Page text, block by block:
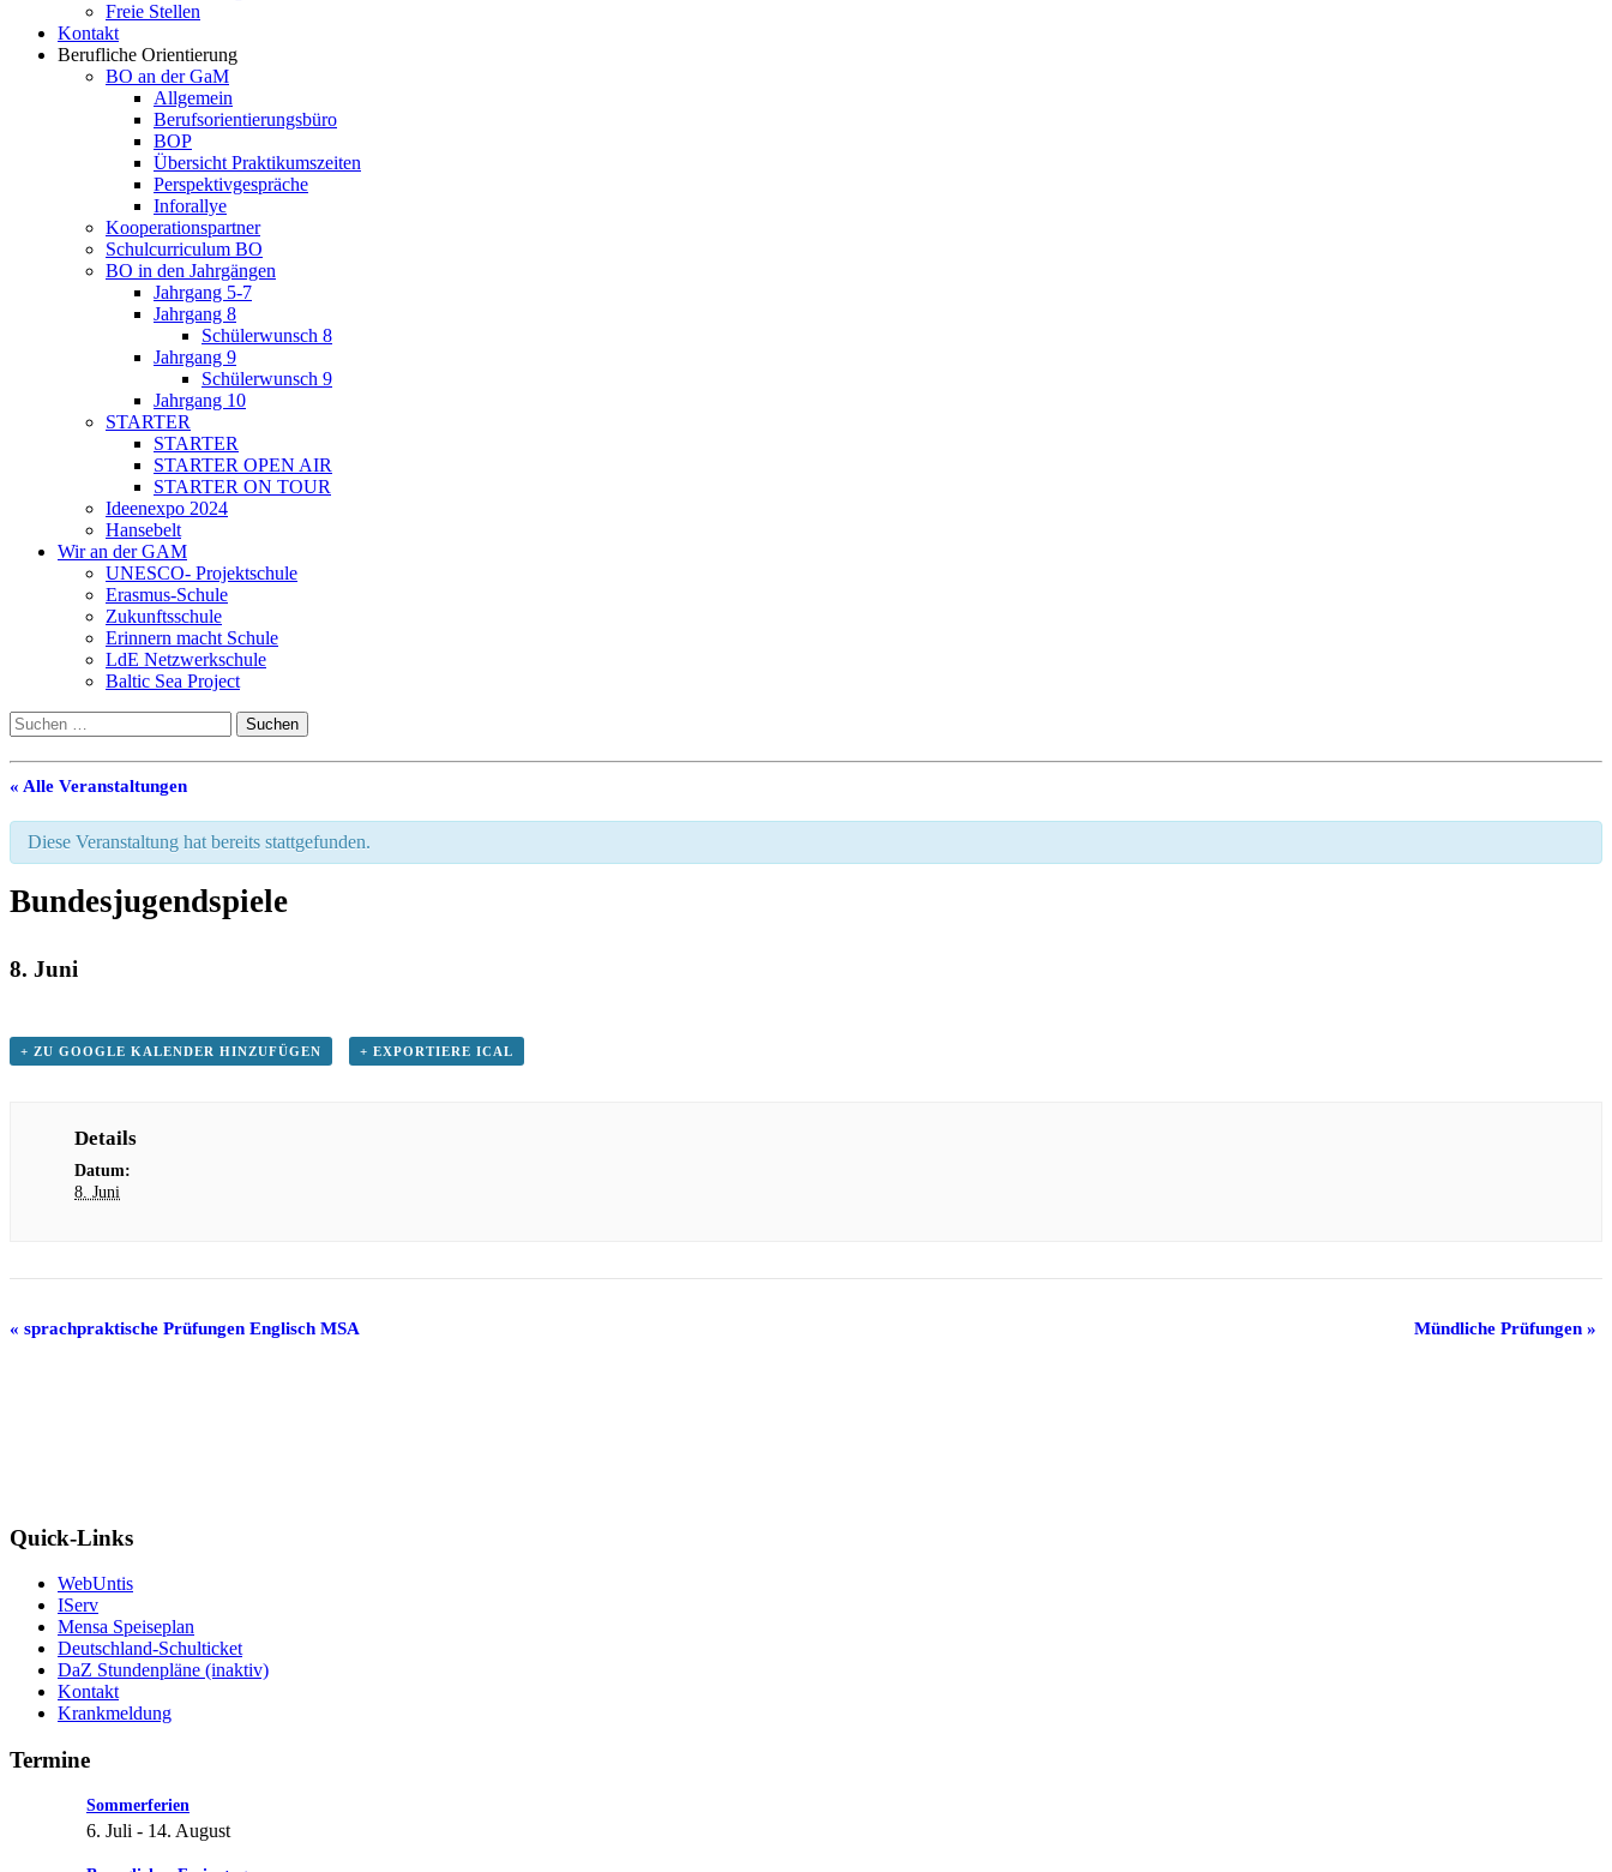
Freie Stellen
Kontakt
Berufliche Orientierung
BO an der GaM
Allgemein
Berufsorientierungsbüro
BOP
Übersicht Praktikumszeiten
Perspektivgespräche
Inforallye
Kooperationspartner
Schulcurriculum BO
BO in den Jahrgängen
Jahrgang 5-7
Jahrgang 8
Schülerwunsch 8
Jahrgang 9
Schülerwunsch 9
Jahrgang 10
STARTER
STARTER
STARTER OPEN AIR
STARTER ON TOUR
Ideenexpo 2024
Hansebelt
Wir an der GAM
UNESCO- Projektschule
Erasmus-Schule
Zukunftsschule
Erinnern macht Schule
LdE Netzwerkschule
Baltic Sea Project
Suchen
nach:
« Alle Veranstaltungen
Diese Veranstaltung hat bereits stattgefunden.
Bundesjugendspiele
8. Juni
+ ZU GOOGLE KALENDER HINZUFÜGEN + EXPORTIERE ICAL
Details
Datum:
8. Juni
« sprachpraktische Prüfungen Englisch MSA Mündliche Prüfungen »
Quick-Links
WebUntis
IServ
Mensa Speiseplan
Deutschland-Schulticket
DaZ Stundenpläne (inaktiv)
Kontakt
Krankmeldung
Termine
Sommerferien
6. Juli - 14. August